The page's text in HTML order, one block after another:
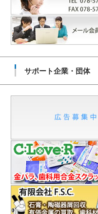
サポート企業・団体